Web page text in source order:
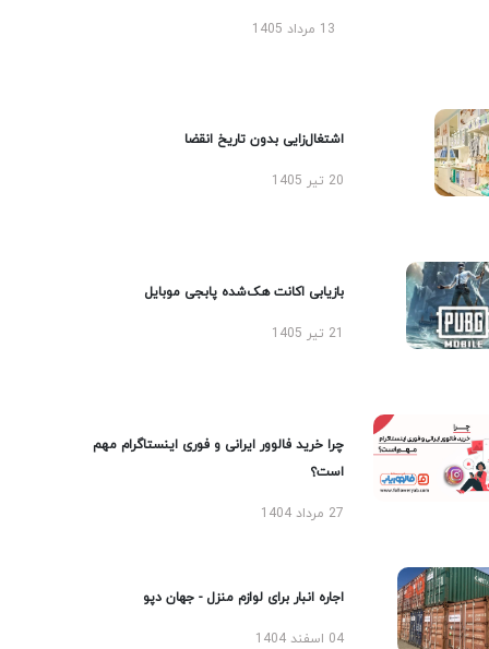
13 مرداد 1405
اشتغال‌زایی بدون تاریخ انقضا
20 تیر 1405
بازیابی اکانت هک‌شده پابجی موبایل
چرا خرید فالوور ایرانی و فوری اینستاگرام مهم
است؟
27 مرداد 1404
اجاره انبار برای لوازم منزل - جهان دپو
04 اسفند 1404